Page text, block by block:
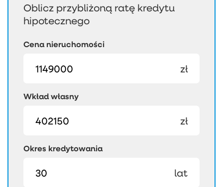
Oblicz przybliżoną ratę kredytu
hipotecznego
Cena nieruchomości
zł
Wkład własny
zł
Okres kredytowania
lat